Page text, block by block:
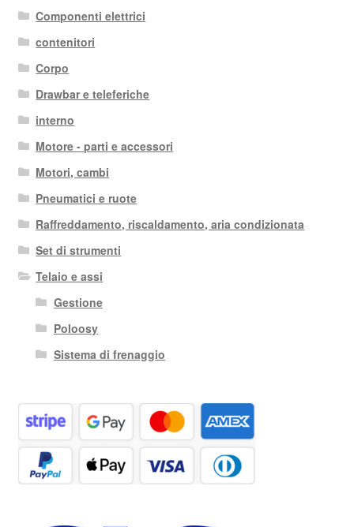
Componenti elettrici
contenitori
Corpo
Drawbar e teleferiche
interno
Motore - parti e accessori
Motori, cambi
Pneumatici e ruote
Raffreddamento, riscaldamento, aria condizionata
Set di strumenti
Telaio e assi
Gestione
Poloosy
Sistema di frenaggio